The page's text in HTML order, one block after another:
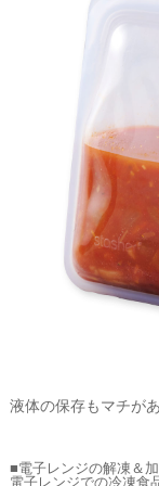
液体の保存もマチが
■電子レンジの解凍＆
電子レンジでの冷凍食